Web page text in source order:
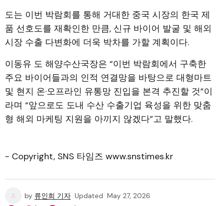
도는 이번 박람회를 통해 거대한 중국 시장의 한국 제
품 선호도를 재확인한 만큼, 신규 바이어 발굴 및 해외
시장 수출 다변화에 더욱 박차를 가할 계획이다.
이동유 도 해양수산국장은 “이번 박람회에서 구축한
주요 바이어들과의 인적 연결망을 바탕으로 대형마트
및 현지 온·오프라인 유통망 진입을 본격 추진할 것”이
라며 “앞으로도 도내 수산 수출기업 육성을 위한 맞춤
형 해외 마케팅 지원을 아끼지 않겠다”고 말했다.
- Copyright, SNS 타임즈 www.snstimes.kr
by 류인희 기자 Updated May 27, 2026